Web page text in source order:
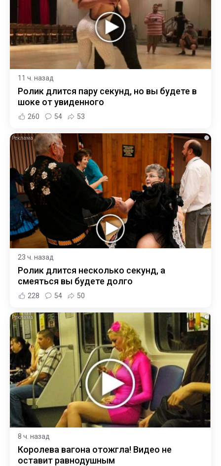
11 ч. назад
Ролик длится пару секунд, но вы будете в
шоке от увиденного
260 54 53
i
23 ч. назад
Ролик длится несколько секунд, а
смеяться вы будете долго
228 54 50
i
8 ч. назад
Королева вагона отожгла! Видео не
оставит равнодушным